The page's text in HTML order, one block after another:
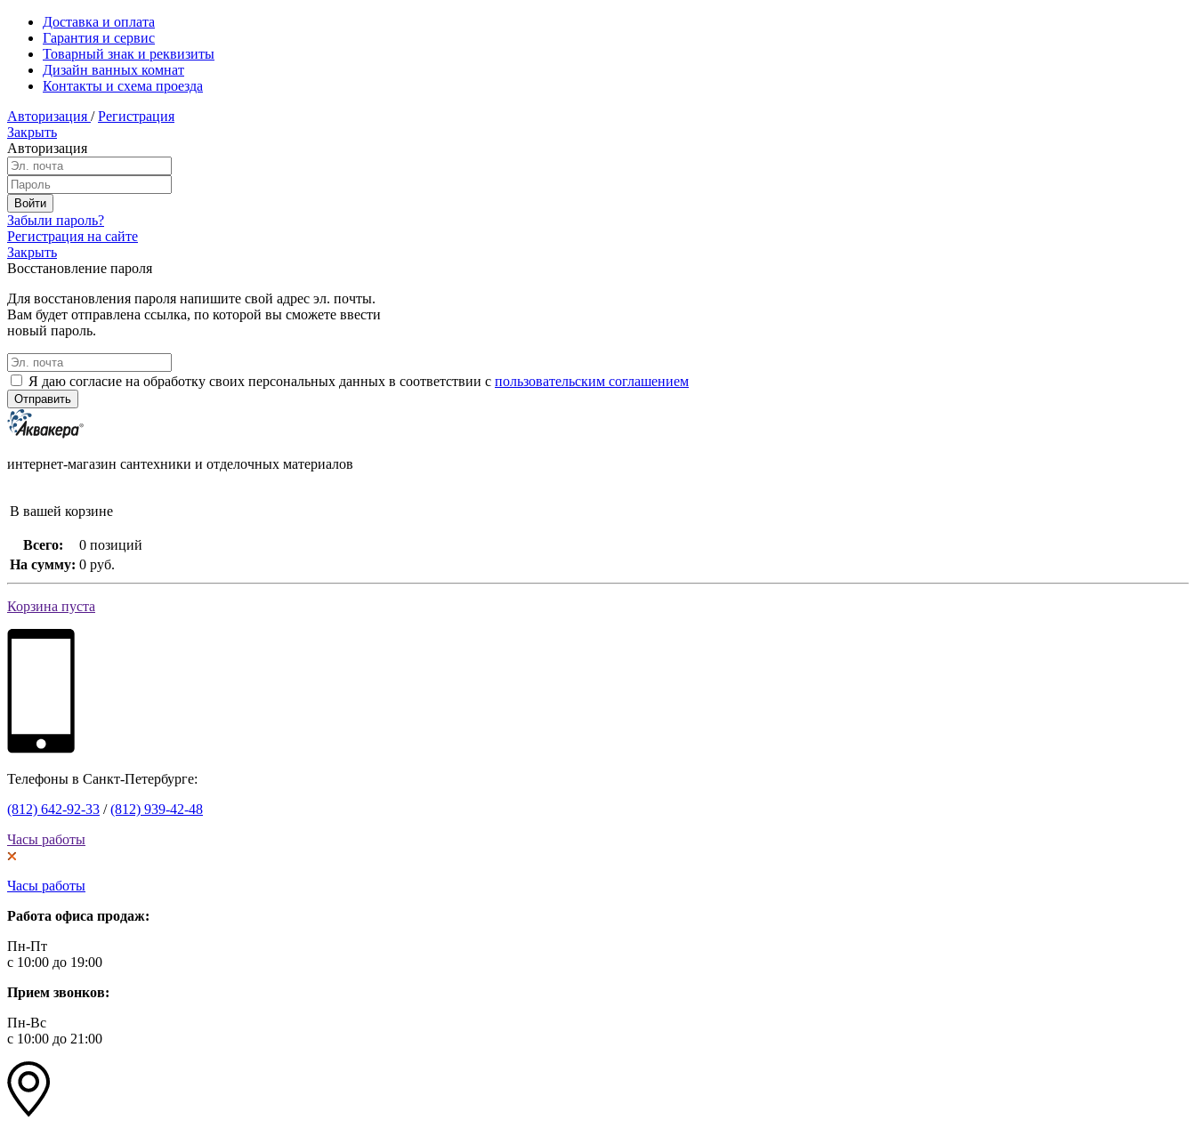
Доставка и оплата
Гарантия и сервис
Товарный знак и реквизиты
Дизайн ванных комнат
Контакты и схема проезда
Авторизация / Регистрация
Закрыть
Авторизация
Забыли пароль?
Регистрация на сайте
Закрыть
Восстановление пароля
Для восстановления пароля напишите свой адрес эл. почты.
Вам будет отправлена ссылка, по которой вы сможете ввести
новый пароль.
Я даю согласие на обработку своих персональных данных в соответствии с пользовательским соглашением
интернет-магазин сантехники и отделочных материалов
В вашей корзине
Всего:
0 позиций
На сумму: 0 руб.
Корзина пуста
Телефоны в Санкт-Петербурге:
(812) 642-92-33 /(812) 939-42-48
Часы работы
Часы работы
Работа офиса продаж:
Пн-Пт
с 10:00 до 19:00
Прием звонков:
Пн-Вс
с 10:00 до 21:00